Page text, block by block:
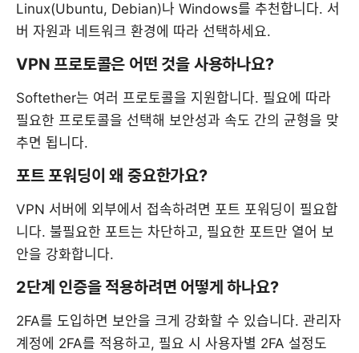
Linux(Ubuntu, Debian)나 Windows를 추천합니다. 서
버 자원과 네트워크 환경에 따라 선택하세요.
VPN 프로토콜은 어떤 것을 사용하나요?
Softether는 여러 프로토콜을 지원합니다. 필요에 따라
필요한 프로토콜을 선택해 보안성과 속도 간의 균형을 맞
추면 됩니다.
포트 포워딩이 왜 중요한가요?
VPN 서버에 외부에서 접속하려면 포트 포워딩이 필요합
니다. 불필요한 포트는 차단하고, 필요한 포트만 열어 보
안을 강화합니다.
2단계 인증을 적용하려면 어떻게 하나요?
2FA를 도입하면 보안을 크게 강화할 수 있습니다. 관리자
계정에 2FA를 적용하고, 필요 시 사용자별 2FA 설정도